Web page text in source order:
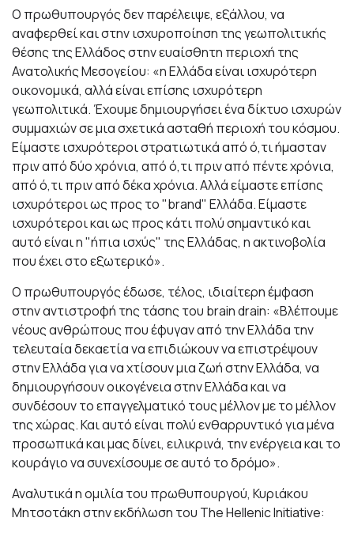
Ο πρωθυπουργός δεν παρέλειψε, εξάλλου, να
αναφερθεί και στην ισχυροποίηση της γεωπολιτικής
θέσης της Ελλάδος στην ευαίσθητη περιοχή της
Ανατολικής Μεσογείου: «η Ελλάδα είναι ισχυρότερη
οικονομικά, αλλά είναι επίσης ισχυρότερη
γεωπολιτικά. Έχουμε δημιουργήσει ένα δίκτυο ισχυρών
συμμαχιών σε μια σχετικά ασταθή περιοχή του κόσμου.
Είμαστε ισχυρότεροι στρατιωτικά από ό,τι ήμασταν
πριν από δύο χρόνια, από ό,τι πριν από πέντε χρόνια,
από ό,τι πριν από δέκα χρόνια. Αλλά είμαστε επίσης
ισχυρότεροι ως προς το "brand" Ελλάδα. Είμαστε
ισχυρότεροι και ως προς κάτι πολύ σημαντικό και
αυτό είναι η "ήπια ισχύς" της Ελλάδας, η ακτινοβολία
που έχει στο εξωτερικό».
Ο πρωθυπουργός έδωσε, τέλος, ιδιαίτερη έμφαση
στην αντιστροφή της τάσης του brain drain: «Βλέπουμε
νέους ανθρώπους που έφυγαν από την Ελλάδα την
τελευταία δεκαετία να επιδιώκουν να επιστρέψουν
στην Ελλάδα για να χτίσουν μια ζωή στην Ελλάδα, να
δημιουργήσουν οικογένεια στην Ελλάδα και να
συνδέσουν το επαγγελματικό τους μέλλον με το μέλλον
της χώρας. Και αυτό είναι πολύ ενθαρρυντικό για μένα
προσωπικά και μας δίνει, ειλικρινά, την ενέργεια και το
κουράγιο να συνεχίσουμε σε αυτό το δρόμο».
Αναλυτικά η ομιλία του πρωθυπουργού, Κυριάκου
Μητσοτάκη στην εκδήλωση του The Hellenic Initiative: